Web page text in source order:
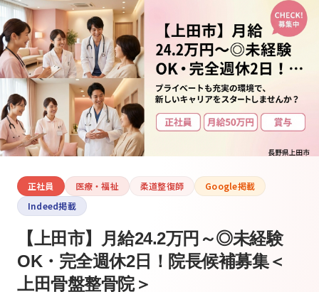
正社員 医療・福祉 柔道整復師
Google掲載
Indeed掲載
【上田市】月給24.2万円～◎未経験
OK・完全週休2日！院長候補募集＜
上田骨盤整骨院＞